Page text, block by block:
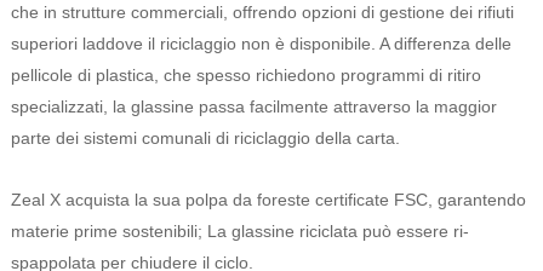
che in strutture commerciali, offrendo opzioni di gestione dei rifiuti
superiori laddove il riciclaggio non è disponibile. A differenza delle
pellicole di plastica, che spesso richiedono programmi di ritiro
specializzati, la glassine passa facilmente attraverso la maggior
parte dei sistemi comunali di riciclaggio della carta.
Zeal X acquista la sua polpa da foreste certificate FSC, garantendo
materie prime sostenibili; La glassine riciclata può essere ri-
spappolata per chiudere il ciclo.